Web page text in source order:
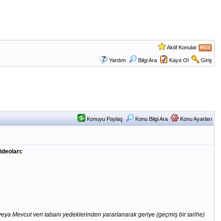
Aktif Konular
Yardım Bilgi Ara Kayıt Ol Giriş
Konuyu Paylaş Konu Bilgi Ara Konu Ayarları
Mevcut veri tabanı yedeklerinden yararlanarak geriye (geçmiş bir tarihe)